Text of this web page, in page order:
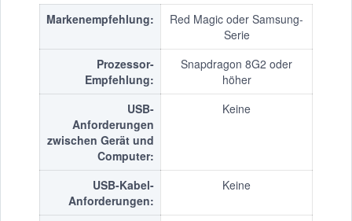
Markenempfehlung:
Red Magic oder Samsung-
Serie
Prozessor-
Empfehlung:
Snapdragon 8G2 oder
höher
USB-
Anforderungen
zwischen Gerät und
Computer:
Keine
USB-Kabel-
Anforderungen:
Keine